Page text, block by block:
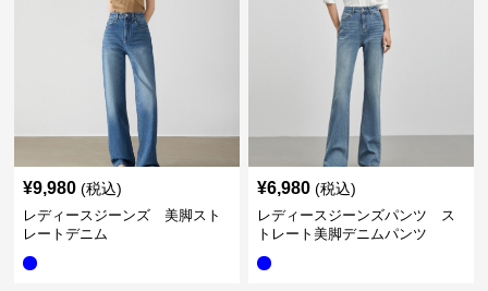
¥9,980 (税込)
レディースジーンズ 美脚スト
レートデニム
¥6,980 (税込)
レディースジーンズパンツ ス
トレート美脚デニムパンツ